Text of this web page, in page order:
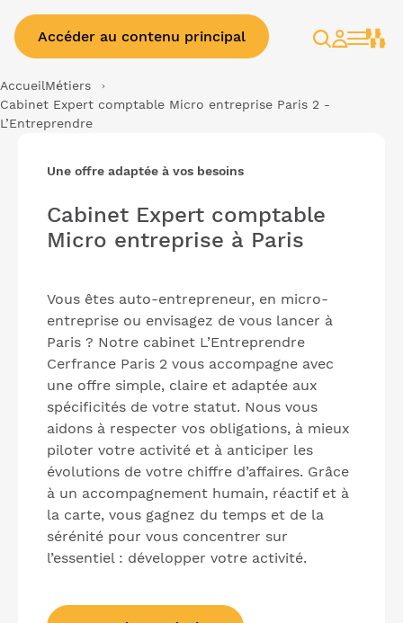
Accéder au contenu principal
Rechercher
Espace
AccueilMétiers
Cabinet Expert comptable Micro entreprise Paris 2 -
L’Entreprendre
Une offre adaptée à vos besoins
Cabinet Expert comptable
Micro entreprise à Paris
Vous êtes auto-entrepreneur, en micro-
entreprise ou envisagez de vous lancer à
Paris ? Notre cabinet L’Entreprendre
Cerfrance Paris 2 vous accompagne avec
une offre simple, claire et adaptée aux
spécificités de votre statut. Nous vous
aidons à respecter vos obligations, à mieux
piloter votre activité et à anticiper les
évolutions de votre chiffre d’affaires. Grâce
à un accompagnement humain, réactif et à
la carte, vous gagnez du temps et de la
sérénité pour vous concentrer sur
l’essentiel : développer votre activité.